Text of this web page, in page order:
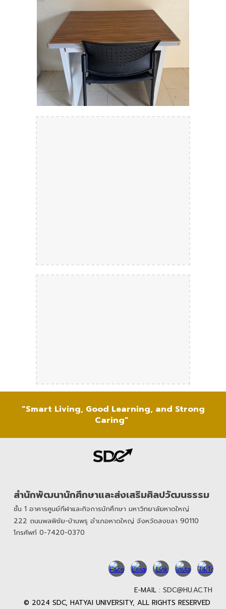
“Smart Living, Good Learning, and Strong
Caring”
สำนักพัฒนานักศึกษาและส่งเสริมศิลปวัฒนธรรม
ชั้น 1 อาคารศูนย์กีฬาและกิจการนักศึกษา มหาวิทยาลัยหาดใหญ่
222 ถนนพลพิชัย-บ้านพรุ อำเภอหาดใหญ่ จังหวัดสงขลา 90110
โทรศัพท์ 0-7420-0370
E-MAIL : SDC@HU.AC.TH
© 2024 SDC, HATYAI UNIVERSITY, ALL RIGHTS RESERVED